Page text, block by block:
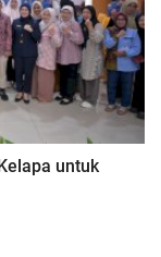
untuk